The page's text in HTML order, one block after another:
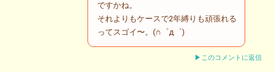
ですかね。
それよりもケースで2年縛りも頑張れる
ってスゴイ〜。(∩゜д゜)
▶このコメントに返信